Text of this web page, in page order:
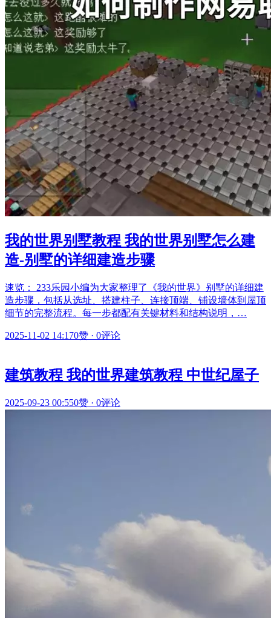
我的世界别墅教程 我的世界别墅怎么建
造-别墅的详细建造步骤
速览： 233乐园小编为大家整理了《我的世界》别墅的详细建
造步骤，包括从选址、搭建柱子、连接顶端、铺设墙体到屋顶
细节的完整流程。每一步都配有关键材料和结构说明，…
2025-11-02 14:170赞 · 0评论
建筑教程 我的世界建筑教程 中世纪屋子
2025-09-23 00:550赞 · 0评论